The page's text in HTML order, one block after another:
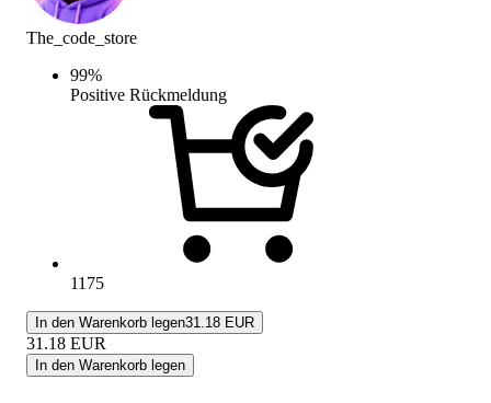
The_code_store
99%
Positive Rückmeldung
1175
In den Warenkorb legen31.18 EUR
31.18 EUR
In den Warenkorb legen